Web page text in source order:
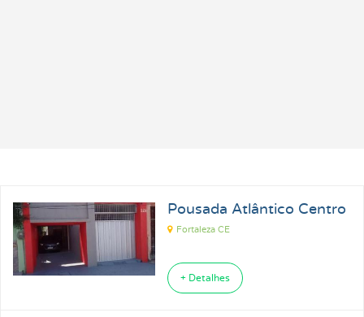
Pousada Atlântico Centro
Fortaleza CE
+ Detalhes